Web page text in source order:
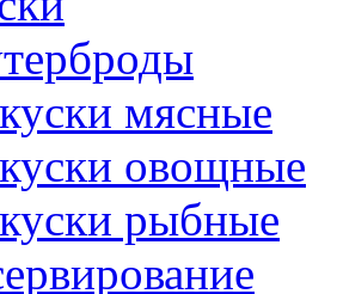
мясные
овощные
рыбные